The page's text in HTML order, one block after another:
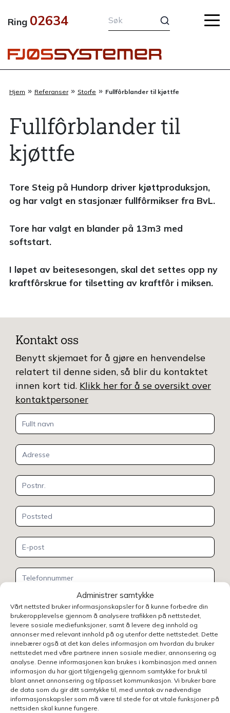
Administrer samtykke
Vårt nettsted bruker informasjonskapsler for å kunne forbedre din
brukeropplevelse gjennom å analysere trafikken på nettstedet,
levere sosiale mediefunksjoner, samt å levere deg innhold og
annonser med relevant innhold på og utenfor dette nettstedet. Dette
innebærer også at det kan deles informasjon om hvordan du bruker
nettstedet med våre partnere innen sosiale medier, annonsering og
analyse. Denne informasjonen kan brukes i kombinasjon med annen
informasjon du har gjort tilgjengelig gjennom samtykke for bruk til
blant annet annonsering og tilpasset kommunikasjon. Vi bruker bare
de data som du gir ditt samtykke til, med unntak av nødvendige
informasjonskapsler som må være til stede for at vitale funksjoner på
nettsiden skal kunne fungere.
rett
innholdet
Ring 02634
Hjem » Referanser» Storfe » Fullfôrblander til kjøttfe
Fullfôrblander til
kjøttfe
Tore Steig på Hundorp driver kjøttproduksjon,
og har valgt en stasjonær fullfôrmikser fra BvL.
Tore har valgt en blander på 13m3 med
softstart.
I løpet av beitesesongen, skal det settes opp ny
kraftfôrskrue for tilsetting av kraftfôr i miksen.
Kontakt oss
Benytt skjemaet for å gjøre en henvendelse
relatert til denne siden, så blir du kontaktet
innen kort tid. Klikk her for å se oversikt over
kontaktpersoner
Kontakt
oss
Henvendelsen gjelder
Velg avdeling